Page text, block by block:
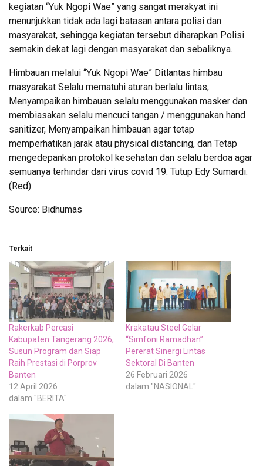
kegiatan “Yuk Ngopi Wae” yang sangat merakyat ini
menunjukkan tidak ada lagi batasan antara polisi dan
masyarakat, sehingga kegiatan tersebut diharapkan Polisi
semakin dekat lagi dengan masyarakat dan sebaliknya.
Himbauan melalui “Yuk Ngopi Wae” Ditlantas himbau
masyarakat Selalu mematuhi aturan berlalu lintas,
Menyampaikan himbauan selalu menggunakan masker dan
membiasakan selalu mencuci tangan / menggunakan hand
sanitizer, Menyampaikan himbauan agar tetap
memperhatikan jarak atau physical distancing, dan Tetap
mengedepankan protokol kesehatan dan selalu berdoa agar
semuanya terhindar dari virus covid 19. Tutup Edy Sumardi.
(Red)
Source: Bidhumas
Terkait
Rakerkab Percasi
Kabupaten Tangerang 2026,
Susun Program dan Siap
Raih Prestasi di Porprov
Banten
12 April 2026
dalam "BERITA"
Krakatau Steel Gelar
“Simfoni Ramadhan”
Pererat Sinergi Lintas
Sektoral Di Banten
26 Februari 2026
dalam "NASIONAL"